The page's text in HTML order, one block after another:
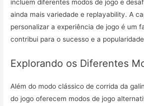
incluem diferentes modos de jogo e
ainda mais variedade e replayability. A
personalizar a experiência de jogo é um
contribui para o sucesso e a
Explorando os Diferentes
Além do modo clássico de corrida da
do jogo oferecem modos de jogo